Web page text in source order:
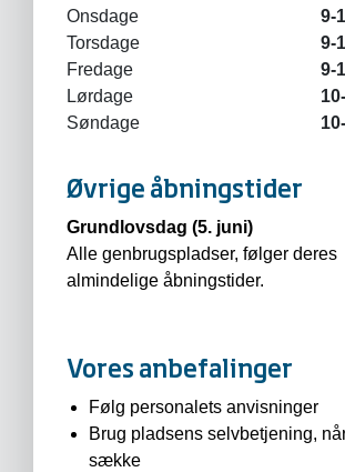
Onsdage
9-
Torsdage
9-
Fredage
9-
Lørdage
Søndage
Øvrige åbningstider
Grundlovsdag (5. juni)
Alle genbrugspladser, følger deres
almindelige åbningstider.
Vores anbefalinger
Følg personalets anvisninger
Brug pladsens selvbetjening,
sække